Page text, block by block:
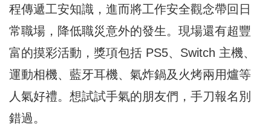
程傳遞工安知識，進而將工作安全觀念帶回日
常職場，降低職災意外的發生。現場還有超豐
富的摸彩活動，獎項包括 PS5、Switch 主機、
運動相機、藍牙耳機、氣炸鍋及火烤兩用爐等
人氣好禮。想試試手氣的朋友們，手刀報名別
錯過。